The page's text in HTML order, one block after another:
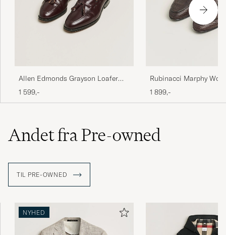
Allen Edmonds Grayson Loafer
Burgundy US7/EU40
1 599,-
Rubinacci Marphy
Brown Leather Tassel
1 899,-
Andet fra Pre-owned
TIL PRE-OWNED
NYHED